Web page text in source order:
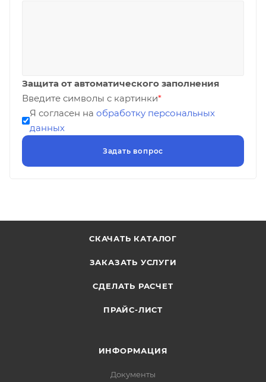
Защита от автоматического заполнения
Введите символы с картинки*
Я согласен на обработку персональных
данных
СКАЧАТЬ КАТАЛОГ
ЗАКАЗАТЬ УСЛУГИ
СДЕЛАТЬ РАСЧЕТ
ПРАЙС-ЛИСТ
ИНФОРМАЦИЯ
Документы